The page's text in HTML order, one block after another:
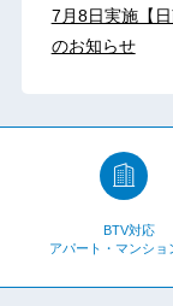
7月8日実施【
のお知らせ
BTV対応
アパート・マンショ